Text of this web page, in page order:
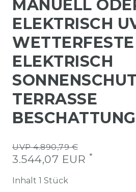
MANUELL
ELEKTRISCH
ELEKTRISCH
TERRASSE
UVP 4.890,79 €
3.544,07 EUR *
Inhalt 1 Stück